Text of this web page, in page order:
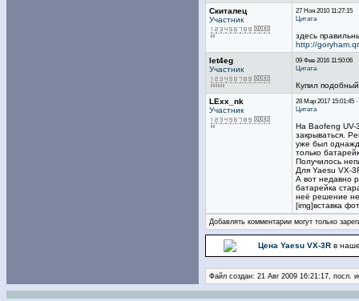
Скиталец
Участник
27 Ноя 2010 11:27:15
Цитата
здесь
http://
let4eg
Участник
09 Фев 2016 11:50:06
Цитата
Купил
LExx_nk
Участник
28 Мар 2017 15:01:45
Цитата
На Baofeng UV-
закрываться.
уже был
только
Получилось
Для Yaesu VX-
А вот недавно
батарейка
неё решение
[img]вставка
Добавлять комментарии могут только
Цена Yaesu VX-3R в
Файл создан: 21 Авг 2009 16:21:17, посл.